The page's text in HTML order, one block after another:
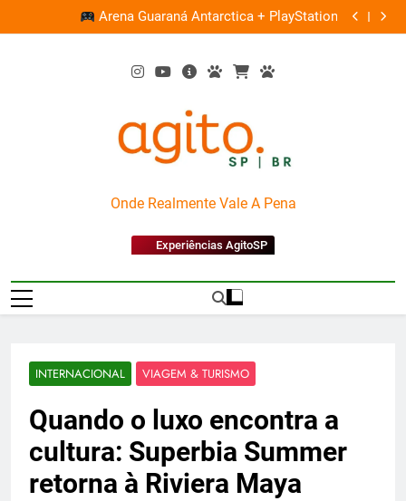
to
Arena Guaraná Antarctica + PlayStation Ocupação
AgitoSP
Onde Realmente Vale A Pena
Experiências AgitoSP
INTERNACIONAL VIAGEM & TURISMO
Quando o luxo encontra a
cultura: Superbia Summer
retorna à Riviera Maya